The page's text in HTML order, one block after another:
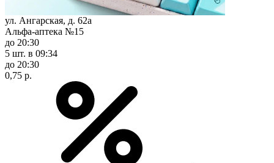
ул. Ангарская, д. 62а
Альфа-аптека №15
до 20:30
5 шт. в 09:34
до 20:30
0,75 р.